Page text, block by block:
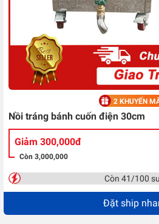
2 KHUYẾN
Nồi tráng bánh cuốn điện 30cm
Giảm 300,000đ
Còn 3,000,000
Còn 41/100
Đặt ship